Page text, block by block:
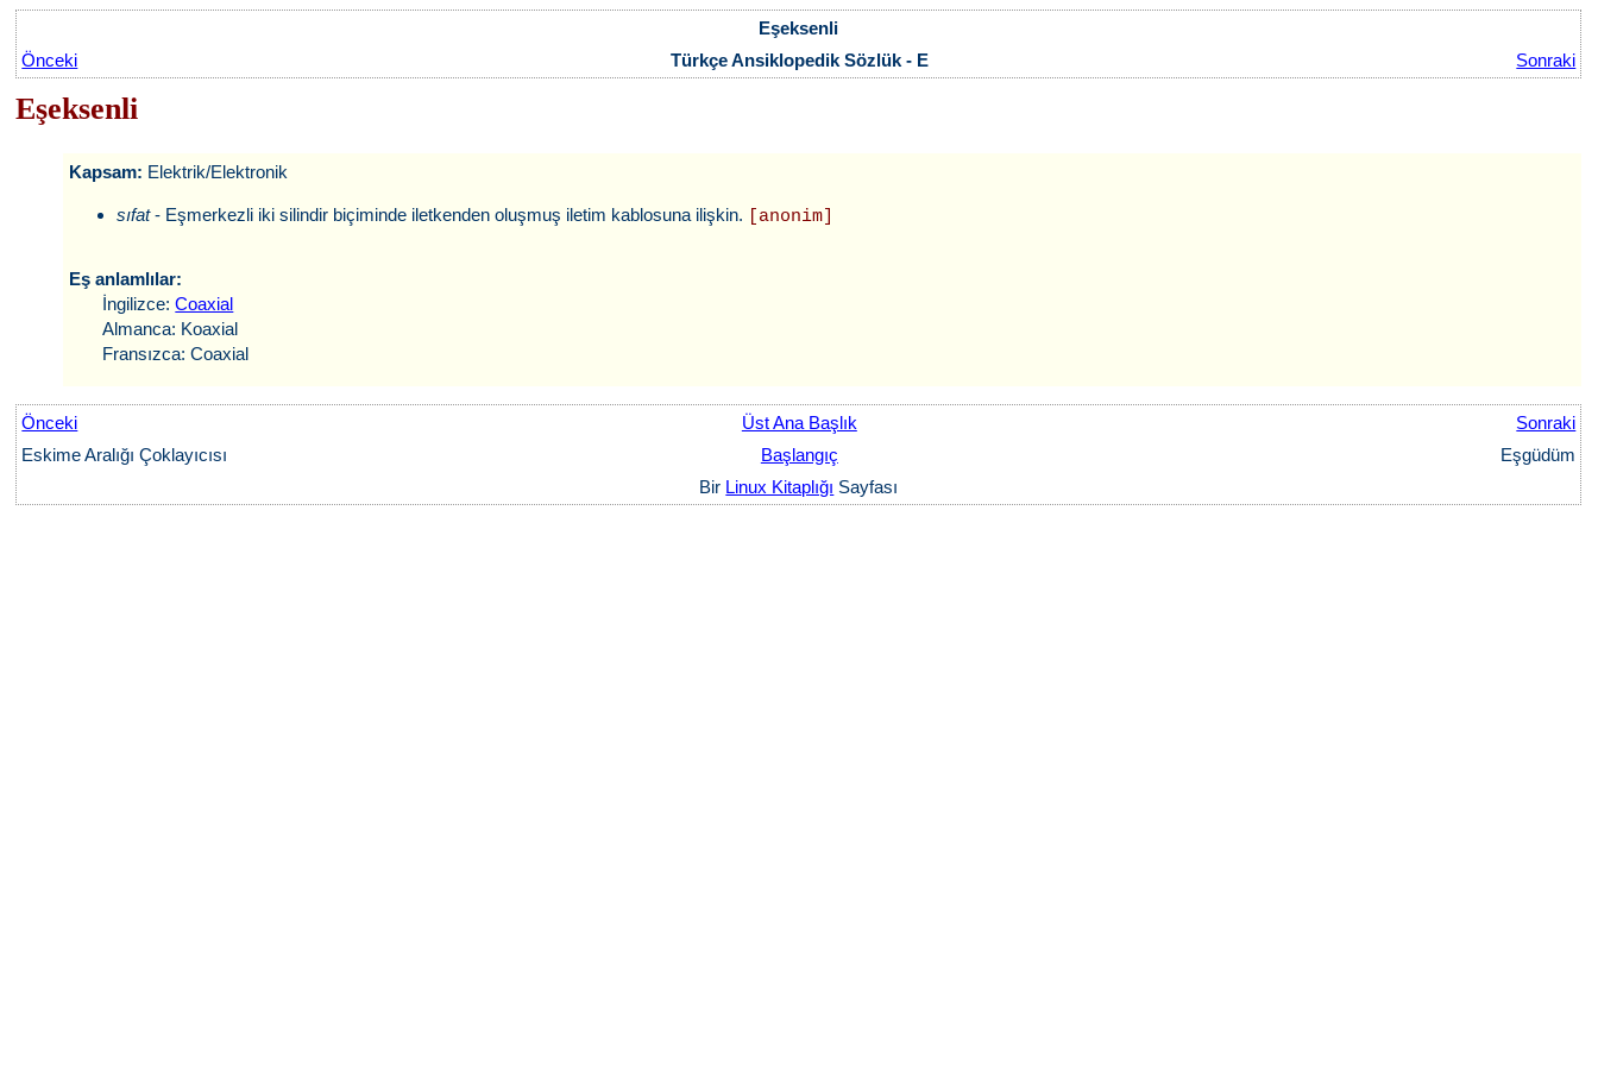
Eşeksenli
Önceki
Türkçe Ansiklopedik Sözlük - E Sonraki
Eşeksenli
Kapsam: Elektrik/Elektronik
sıfat- Eşmerkezli iki silindir biçiminde iletkenden oluşmuş iletim kablosuna ilişkin. [anonim]
Eş anlamlılar:
İngilizce:Coaxial
Almanca: Koaxial
Fransızca: Coaxial
Önceki Üst Ana Başlık
Sonraki
Eskime Aralığı Çoklayıcısı
Başlangıç
Eşgüdüm
Bir Linux Kitaplığı Sayfası